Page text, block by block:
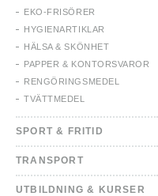
EKO-FRISÖRER
HYGIENARTIKLAR
HÄLSA & SKÖNHET
PAPPER & KONTORSVAROR
RENGÖRINGSMEDEL
TVÄTTMEDEL
SPORT & FRITID
TRANSPORT
UTBILDNING & KURSER